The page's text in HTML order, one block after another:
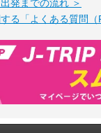
発までの流れ ＞
る「よくある質問（